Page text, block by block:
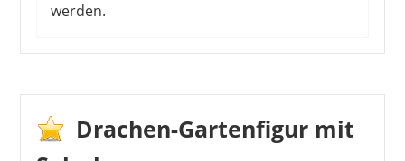
werden.
Als wäre er gerade aus der Erde geklettert:
Kunden sind begeistert von der witzigen Optik
des Kobolds. Durch die zwei Teile kann der Arm
beliebig platziert werden. Die Feinheiten der
Figur begeistern Kunden: Die Einzelheiten des
Drachen-Gartenfigur mit